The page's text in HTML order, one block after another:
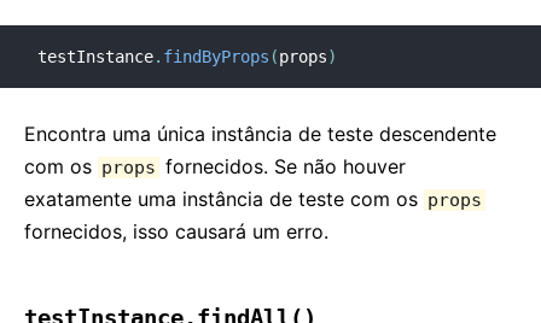
testInstance. findByProps (props)
Encontra uma única instância de teste descendente
com os props fornecidos. Se não houver
exatamente uma instância de teste com os props
fornecidos, isso causará um erro.
testInstance.findAll()